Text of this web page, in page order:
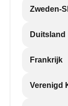
Zweden-
Duitsland
Frankrijk
Verenigd